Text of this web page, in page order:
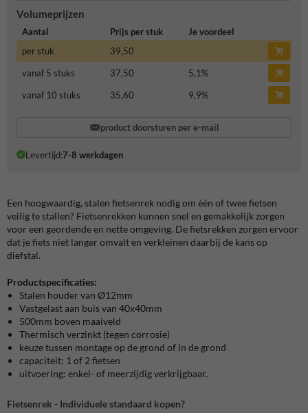
Volumeprijzen
Aantal Prijs per stuk
Je voordeel
per stuk
39,50
vanaf 5 stuks
37,50 5,1%
vanaf 10 stuks
35,60 9,9%
product doorsturen per e-mail
Levertijd:7-8 werkdagen
Een hoogwaardig, stalen fietsenrek nodig om één of twee fietsen
veilig te stallen? Fietsenrekken kunnen snel en gemakkelijk zorgen
voor een geordende en nette omgeving. De fietsrekken zorgen ervoor
dat je fiets niet langer omvalt en verkleinen daarbij de kans op
diefstal.
Productspecificaties:
Stalen houder van Ø12mm
Vastgelast aan buis van 40x40mm
500mm boven maaiveld
Thermisch verzinkt (tegen corrosie)
keuze tussen montage op de grond of in de grond
capaciteit: 1 of 2 fietsen
uitvoering: enkel- of meerzijdig verkrijgbaar.
Fietsenrek - Individuele standaard kopen?